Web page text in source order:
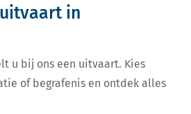
in
u bij ons een uitvaart. Kies
of begrafenis en ontdek alles